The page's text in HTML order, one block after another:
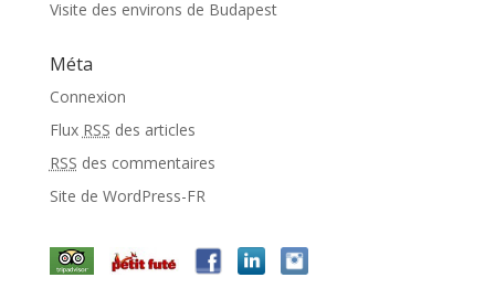
Visite des environs de Budapest
Méta
Connexion
Flux RSS des articles
RSS des commentaires
Site de WordPress-FR